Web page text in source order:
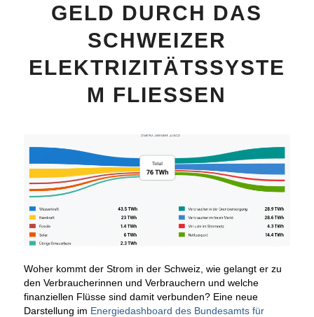
GELD DURCH DAS
SCHWEIZER
ELEKTRIZITÄTSSYSTE
M FLIESSEN
Woher kommt der Strom in der Schweiz, wie gelangt er zu
den Verbraucherinnen und Verbrauchern und welche
finanziellen Flüsse sind damit verbunden? Eine neue
Darstellung im Energiedashboard des Bundesamts für